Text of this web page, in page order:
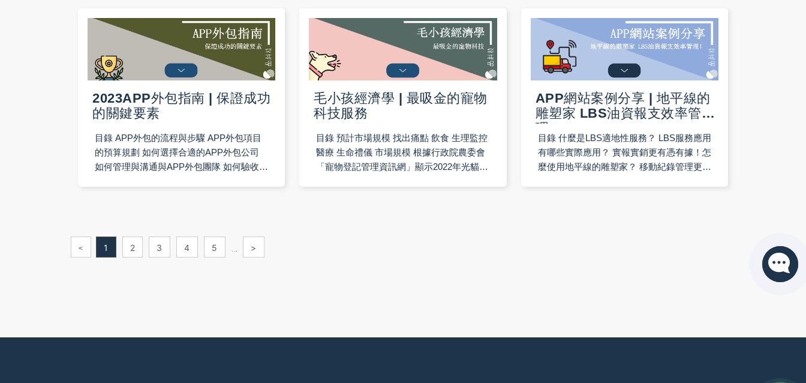
2023APP外包指南 | 保證成功
的關鍵要素
目錄 APP外包的流程與步驟 APP外包項目
的預算規劃 如何選擇合適的APP外包公司
如何管理與溝通與APP外包團隊 如何驗收與
毛小孩經濟學 | 最吸金的寵物
科技服務
目錄 預計市場規模 找出痛點 飲食 生理監控
醫療 生命禮儀 市場規模 根據行政院農委會
「寵物登記管理資訊網」顯示2022年光貓狗
APP網站案例分享 | 地平線的
雕塑家 LBS油資報支效率管
理！
目錄 什麼是LBS適地性服務？ LBS服務應用
有哪些實際應用？ 實報實銷更有憑有據！怎
麼使用地平線的雕塑家？ 移動紀錄管理更明
< 1 2 3 4 5 ... >